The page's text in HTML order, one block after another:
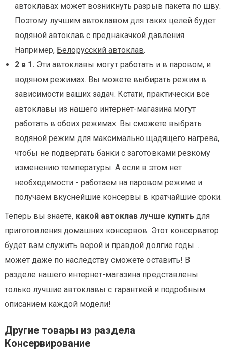
автоклавах может возникнуть разрыв пакета по шву.
Поэтому лучшим автоклавом для таких целей будет
водяной автоклав с преднакачкой давления.
Например, Белорусский автоклав.
2 в 1. Эти автоклавы могут работать и в паровом, и
водяном режимах. Вы можете выбирать режим в
зависимости ваших задач. Кстати, практически все
автоклавы из нашего интернет-магазина могут
работать в обоих режимах. Вы сможете выбрать
водяной режим для максимально щадящего нагрева,
чтобы не подвергать банки с заготовками резкому
изменению температуры. А если в этом нет
необходимости - работаем на паровом режиме и
получаем вкуснейшие консервы в кратчайшие сроки.
Теперь вы знаете, какой автоклав лучше купить для
приготовления домашних консервов. Этот консерватор
будет вам служить верой и правдой долгие годы…
может даже по наследству сможете оставить! В
разделе нашего интернет-магазина представлены
только лучшие автоклавы с гарантией и подробным
описанием каждой модели!
Другие товары из раздела
Консервирование